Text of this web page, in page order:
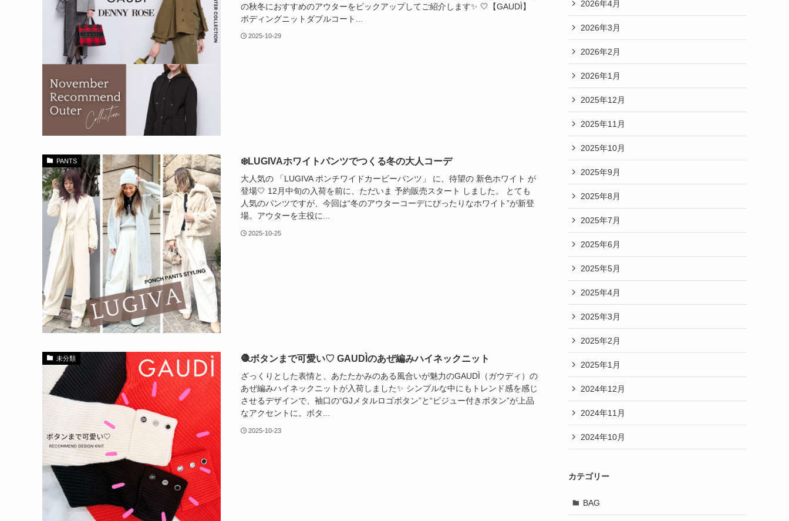
の秋冬におすすめのアウターをピックアップしてご紹介します✨ 🤍【GAUDÌ】
ボディングニットダブルコート...
2025-10-29
PANTS ❄️LUGIVAホワイトパンツでつくる冬の大人コーデ
大人気の 「LUGIVA ポンチワイドカービーパンツ」 に、待望の 新色ホワイト が
登場🤍 12月中旬の入荷を前に、ただいま 予約販売スタート しました。 とても
人気のパンツですが、今回は“冬のアウターコーデにぴったりなホワイト”が新登
場。アウターを主役に...
2025-10-25
未分類 🧶ボタンまで可愛い♡ GAUDÌのあぜ編みハイネックニット
ざっくりとした表情と、あたたかみのある風合いが魅力のGAUDÌ（ガウディ）の
あぜ編みハイネックニットが入荷しました✨ シンプルな中にもトレンド感を感じ
させるデザインで、袖口の“GJメタルロゴボタン”と“ビジュー付きボタン”が上品
なアクセントに。ボタ...
2025-10-23
2026年4月
2026年3月
2026年2月
2026年1月
2025年12月
2025年11月
2025年10月
2025年9月
2025年8月
2025年7月
2025年6月
2025年5月
2025年4月
2025年3月
2025年2月
2025年1月
2024年12月
2024年11月
2024年10月
カテゴリー
BAG